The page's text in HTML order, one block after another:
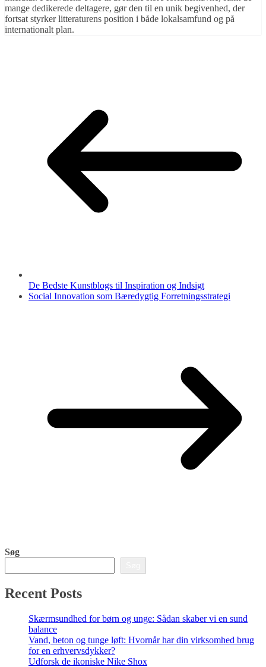
mange dedikerede deltagere, gør den til en unik begivenhed, der
fortsat styrker litteraturens position i både lokalsamfund og på
internationalt plan.
De Bedste Kunstblogs til Inspiration og Indsigt
Social Innovation som Bæredygtig Forretningsstrategi
Søg
Recent Posts
Skærmsundhed for børn og unge: Sådan skaber vi en sund
balance
Vand, beton og tunge løft: Hvornår har din virksomhed brug
for en erhvervsdykker?
Udforsk de ikoniske Nike Shox